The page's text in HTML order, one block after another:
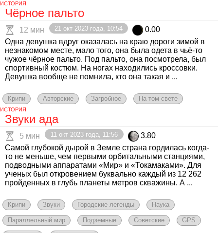
ИСТОРИЯ
Чёрное пальто
12 мин 21 окт 2023 года, 10:54
0.00
Одна девушка вдруг оказалась на краю дороги зимой в
незнакомом месте, мало того, она была одета в чьё-то
чужое чёрное пальто. Под пальто, она посмотрела, был
спортивный костюм. На ногах находились кроссовки.
Девушка вообще не помнила, кто она такая и ...
Крипи Авторские Загробное На том свете
ИСТОРИЯ
Звуки ада
5 мин 11 окт 2023 года, 11:56
3.80
Самой глубокой дырой в Земле страна гордилась когда-
то не меньше, чем первыми орбитальными станциями,
подводными аппаратами «Мир» и «Токамаками». Для
ученых был откровением буквально каждый из 12 262
пройденных в глубь планеты метров скважины. А ...
Крипи Звуки Городские легенды Наука
Параллельный мир Подземные Советские GPS